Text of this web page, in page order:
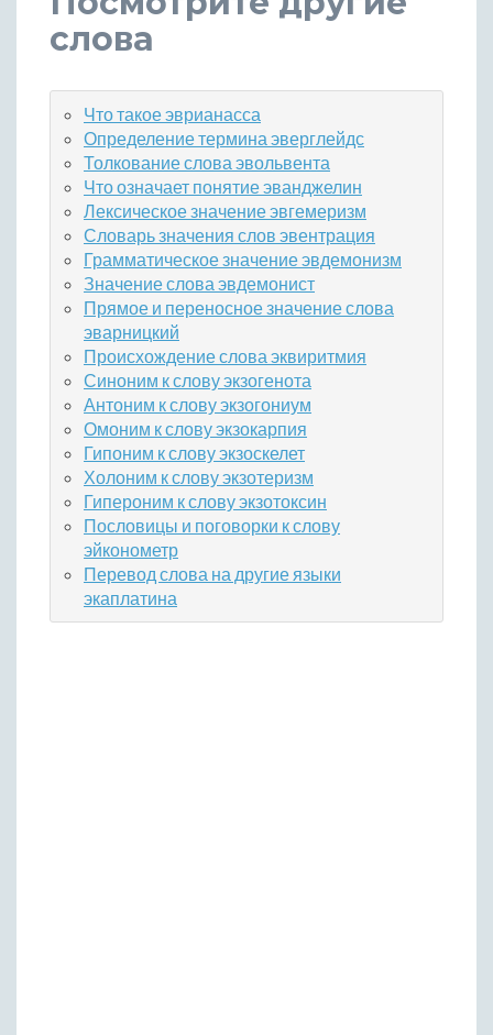
слова
Что такое эврианасса
Определение термина эверглейдс
Толкование слова эвольвента
Что означает понятие эванджелин
Лексическое значение эвгемеризм
Словарь значения слов эвентрация
Грамматическое значение эвдемонизм
Значение слова эвдемонист
Прямое и переносное значение слова
эварницкий
Происхождение слова эквиритмия
Синоним к слову экзогенота
Антоним к слову экзогониум
Омоним к слову экзокарпия
Гипоним к слову экзоскелет
Холоним к слову экзотеризм
Гипероним к слову экзотоксин
Пословицы и поговорки к слову
эйконометр
Перевод слова на другие языки
экаплатина